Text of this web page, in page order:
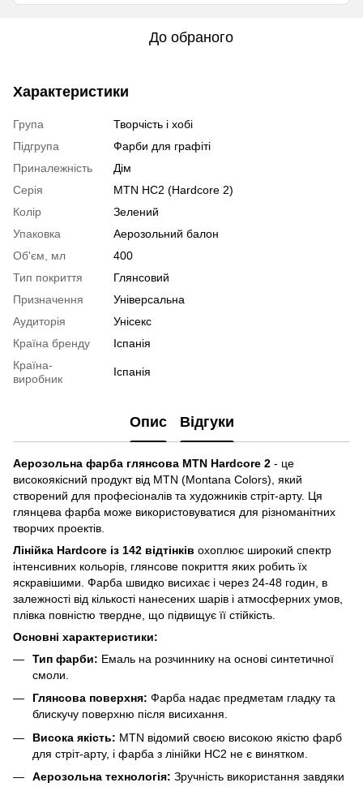
До обраного
Характеристики
Група
Творчість і хобі
Підгрупа
Фарби для графіті
Приналежність
Дім
Серія
MTN HC2 (Hardcore 2)
Колір
Зелений
Упаковка
Аерозольний балон
Об'єм, мл
400
Тип покриття
Глянсовий
Призначення
Універсальна
Аудиторія
Унісекс
Країна бренду
Іспанія
Країна-
виробник
Іспанія
Опис Відгуки
Аерозольна фарба глянсова MTN Hardcore 2 - це
високоякісний продукт від MTN (Montana Colors), який
створений для професіоналів та художників стріт-арту. Ця
глянцева фарба може використовуватися для різноманітних
творчих проектів.
Лінійка Hardcore із 142 відтінків охоплює широкий спектр
інтенсивних кольорів, глянсове покриття яких робить їх
яскравішими. Фарба швидко висихає і через 24-48 годин, в
залежності від кількості нанесених шарів і атмосферних умов,
плівка повністю твердне, що підвищує її стійкість.
Основні характеристики:
Тип фарби: Емаль на розчиннику на основі синтетичної
смоли.
Глянсова поверхня: Фарба надає предметам гладку та
блискучу поверхню після висихання.
Висока якість: MTN відомий своєю високою якістю фарб
для стріт-арту, і фарба з лінійки HC2 не є винятком.
Аерозольна технологія: Зручність використання завдяки